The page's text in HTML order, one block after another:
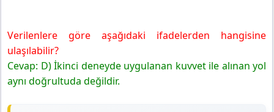
Verilenlere göre aşağıdaki ifadelerden hangisine
ulaşılabilir?
Cevap: D) İkinci deneyde uygulanan kuvvet ile alınan yol
aynı doğrultuda değildir.